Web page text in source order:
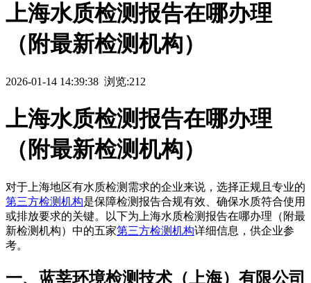
上海水质检测报告在哪办理
（附最新检测机构）
2026-01-14 14:39:38 浏览:212
上海水质检测报告在哪办理
（附最新检测机构）
对于上海地区有水质检测需求的企业来说，选择正规且专业的
第三方检测机构是保障检测报告合规有效、确保水质符合使用
或排放要求的关键。以下为上海水质检测报告在哪办理（附最
新检测机构）中的五家第三方检测机构详细信息，供企业参
考。
一、蓝莘环境检测技术（上海）有限公司